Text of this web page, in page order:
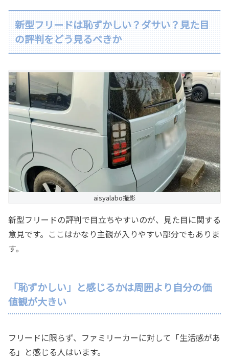
新型フリードは恥ずかしい？ダサい？見た目
の評判をどう見るべきか
aisyalabo撮影
新型フリードの評判で目立ちやすいのが、見た目に関する
意見です。ここはかなり主観が入りやすい部分でもありま
す。
「恥ずかしい」と感じるかは周囲より自分の価
値観が大きい
フリードに限らず、ファミリーカーに対して「生活感があ
る」と感じる人はいます。